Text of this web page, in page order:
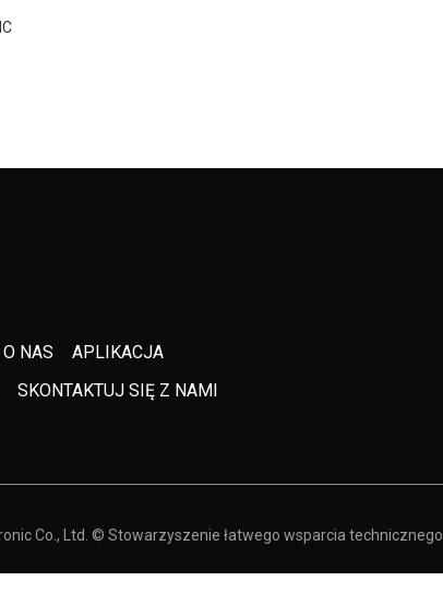
V3
O NAS
APLIKACJA
SKONTAKTUJ SIĘ Z NAMI
Co., Ltd. © Stowarzyszenie łatwego wsparcia technicznego.